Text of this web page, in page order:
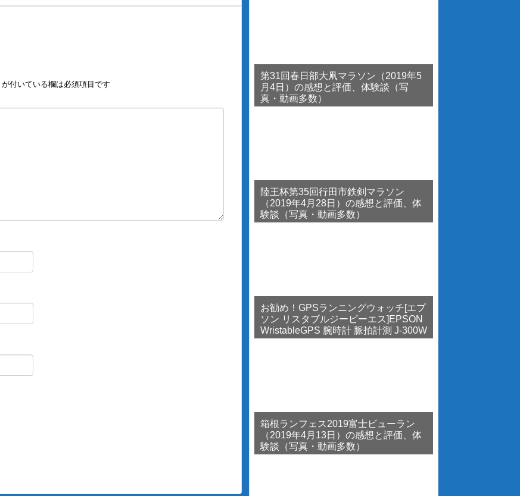
が付いている欄は必須項目です
第31回春日部大凧マラソン（2019年5
月4日）の感想と評価、体験談（写
真・動画多数）
陸王杯第35回行田市鉄剣マラソン
（2019年4月28日）の感想と評価、体
験談（写真・動画多数）
お勧め！GPSランニングウォッチ[エプ
ソン リスタブルジーピーエス]EPSON
WristableGPS 腕時計 脈拍計測 J-300W
箱根ランフェス2019富士ビューラン
（2019年4月13日）の感想と評価、体
験談（写真・動画多数）